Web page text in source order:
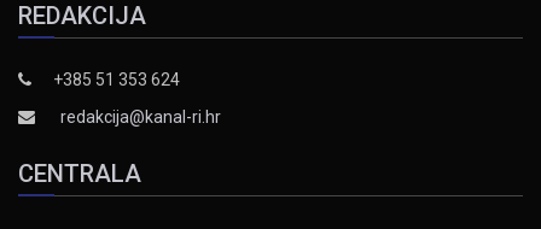
REDAKCIJA
+385 51 353 624
redakcija@kanal-ri.hr
CENTRALA